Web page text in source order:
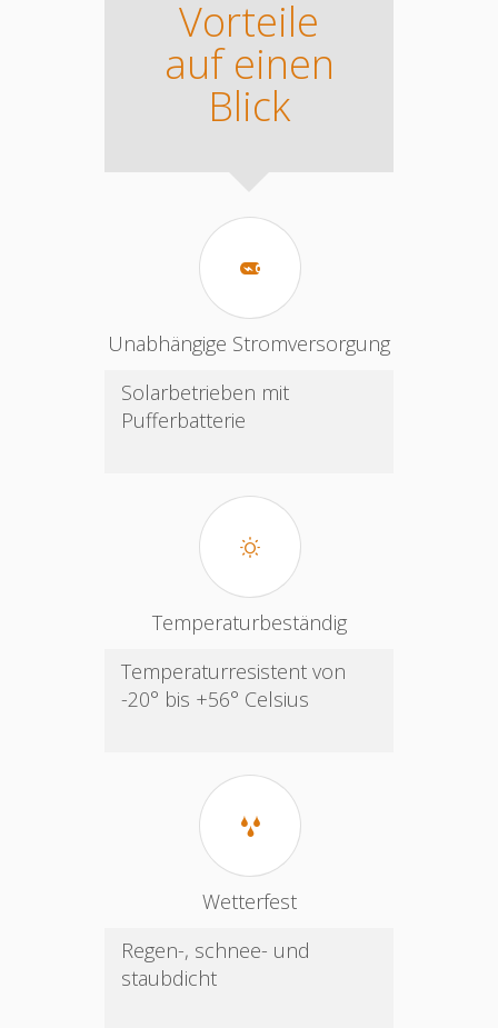
Vorteile
auf einen
Blick
Unabhängige Stromversorgung
Solarbetrieben mit
Pufferbatterie
Temperaturbeständig
Temperaturresistent von
-20° bis +56° Celsius
Wetterfest
Regen-, schnee- und
staubdicht